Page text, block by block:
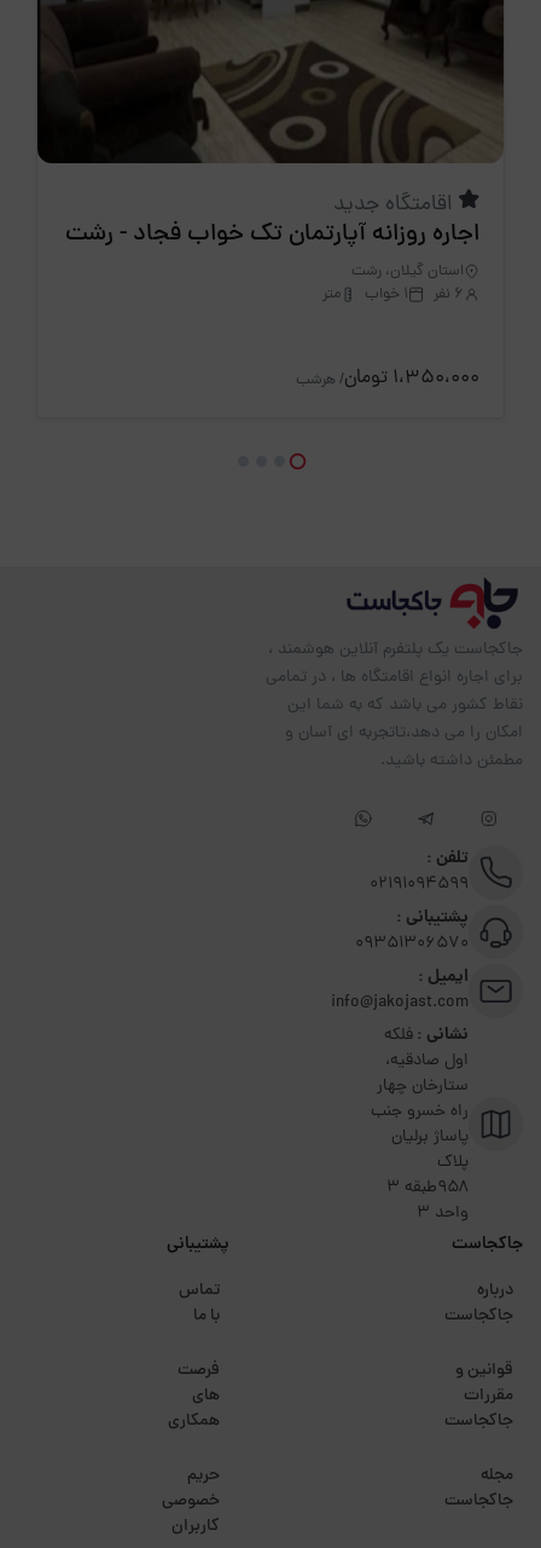
اقامتگاه جدید
اجاره روزانه آپارتمان تک خواب فجاد - رشت
استان گیلان، رشت
6 نفر
1 خواب متر
1،350،000 تومان / هرشب
جاکجاست یک پلتفرم آنلاین هوشمند ،
برای اجاره انواع اقامتگاه ها ، در تمامی
نقاط کشور می باشد که به شما این
امکان را می دهد،تاتجربه ای آسان و
مطمئن داشته باشید.
تلفن :
02191094599
پشتیبانی :
09351306570
ایمیل :
info@jakojast.com
نشانی :فلکه
اول صادقیه،
ستارخان چهار
راه خسرو جنب
پاساژ برلیان
پلاک
۹۵۸طبقه 3
واحد 3
جاکجاست
درباره
جاکجاست
قوانین و
مقررات
جاکجاست
مجله
جاکجاست
پشتیبانی
تماس
با ما
فرصت
های
همکاری
حریم
خصوصی
کاربران